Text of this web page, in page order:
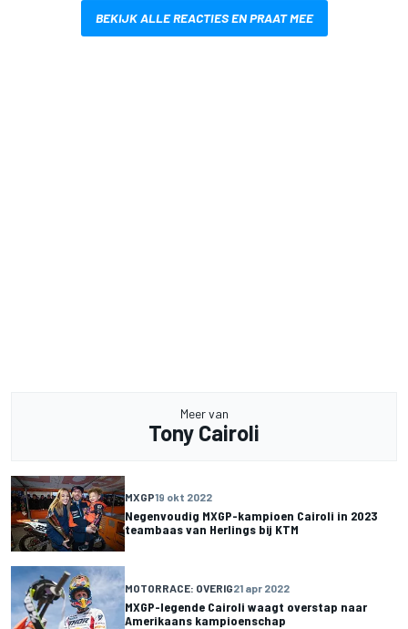
BEKIJK ALLE REACTIES EN PRAAT MEE
Meer van
Tony Cairoli
MXGP19 okt 2022
Negenvoudig MXGP-kampioen Cairoli in 2023
teambaas van Herlings bij KTM
MOTORRACE: OVERIG21 apr 2022
MXGP-legende Cairoli waagt overstap naar
Amerikaans kampioenschap